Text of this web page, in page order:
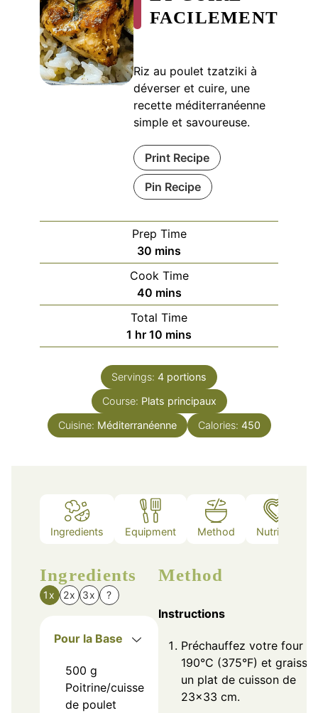
FACILEMENT
Riz au poulet tzatziki à
déverser et cuire, une
recette méditerranéenne
simple et savoureuse.
Print Recipe
Pin Recipe
Prep Time
30 minutes
mins
Cook Time
40minutes
mins
Total Time
1 hour
hr 10 minutes
mins
Servings: 4 portions
Course: Plats principaux
Cuisine: Méditerranéenne Calories: 450
Ingredients Equipment Method Nutrition
Ingredients
1x 2x 3x ?
Pour la Base
500 g
Poitrine/cuisse
de poulet
Method
Instructions
Préchauffez votre four à
190°C (375°F) et
un plat de cuisson de
23x33 cm.